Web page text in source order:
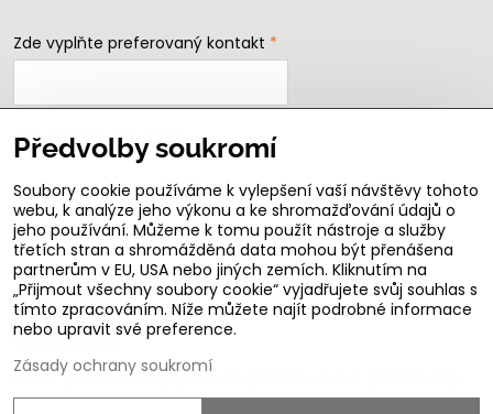
Zde vyplňte preferovaný kontakt *
Zde napište Váš dotaz
Odeslat
B2b podmínky pro registrované partnery
Předvolby soukromí
Soubory cookie používáme k vylepšení vaší návštěvy tohoto
webu, k analýze jeho výkonu a ke shromažďování údajů o
jeho používání. Můžeme k tomu použít nástroje a služby
třetích stran a shromážděná data mohou být přenášena
partnerům v EU, USA nebo jiných zemích. Kliknutím na
„Přijmout všechny soubory cookie“ vyjadřujete svůj souhlas s
tímto zpracováním. Níže můžete najít podrobné informace
nebo upravit své preference.
Zásady ochrany soukromí